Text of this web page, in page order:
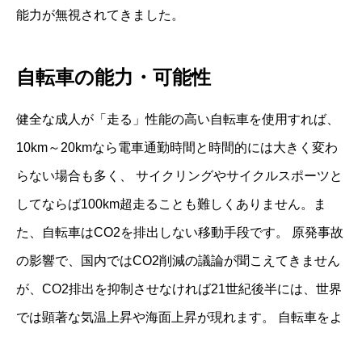
能力が無視されてきました。
自転車の能力・可能性
健全な成人が「走る」性能の高い自転車を使用すれば、
10km～20kmなら電車通勤時間と時間的には大きく変わ
らない場合も多く、 サイクリングやサイクルスポーツと
してならば100km超走ることも難しくありません。ま
た、自転車はCO2を排出しない移動手段です。 原発事故
の影響で、国内ではCO2削減の議論が聞こえてきません
が、CO2排出を抑制させなければ21世紀後半には、世界
では顕著な気温上昇や海面上昇が現れます。 自転車をよ